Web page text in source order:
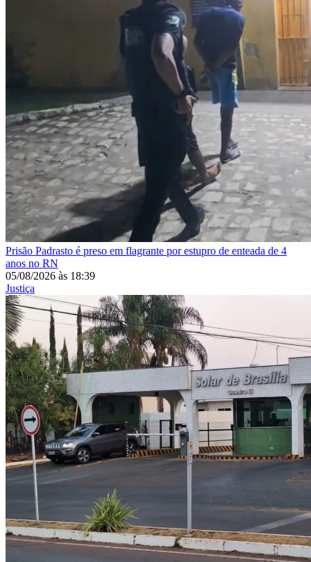
Prisão Padrasto é preso em flagrante por estupro de enteada de 4
anos no RN
05/08/2026 às 18:39
Justiça